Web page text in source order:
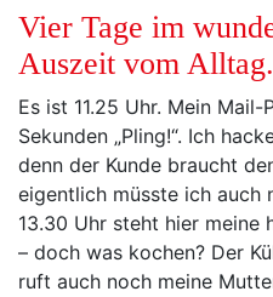
Vier Tage im
Auszeit vom
Es ist 11.25 Uhr. Mein
Sekunden „Pling!“. Ich
denn der Kunde braucht
eigentlich müsste ich auch
13.30 Uhr steht hier meine
– doch was kochen? Der
ruft auch noch meine